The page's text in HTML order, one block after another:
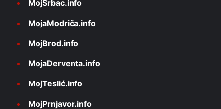
MojSrbac.info
MojaModriča.info
MojBrod.info
MojaDerventa.info
MojTeslić.info
MojPrnjavor.info